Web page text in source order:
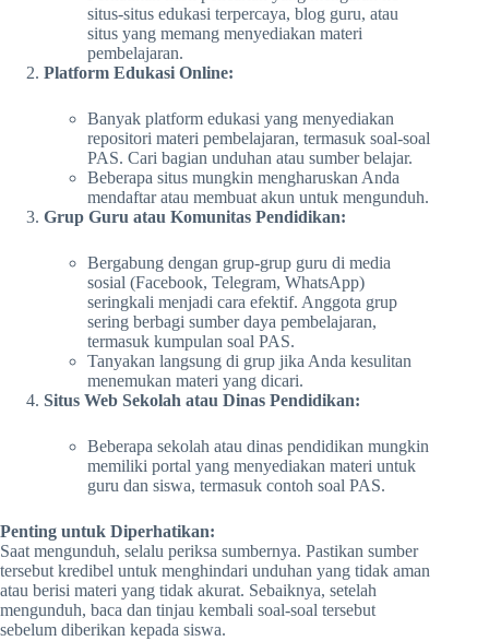
situs-situs edukasi terpercaya, blog guru, atau
situs yang memang menyediakan materi
pembelajaran.
Platform Edukasi Online:
Banyak platform edukasi yang menyediakan
repositori materi pembelajaran, termasuk soal-soal
PAS. Cari bagian unduhan atau sumber belajar.
Beberapa situs mungkin mengharuskan Anda
mendaftar atau membuat akun untuk mengunduh.
Grup Guru atau Komunitas Pendidikan:
Bergabung dengan grup-grup guru di media
sosial (Facebook, Telegram, WhatsApp)
seringkali menjadi cara efektif. Anggota grup
sering berbagi sumber daya pembelajaran,
termasuk kumpulan soal PAS.
Tanyakan langsung di grup jika Anda kesulitan
menemukan materi yang dicari.
Situs Web Sekolah atau Dinas Pendidikan:
Beberapa sekolah atau dinas pendidikan mungkin
memiliki portal yang menyediakan materi untuk
guru dan siswa, termasuk contoh soal PAS.
Penting untuk Diperhatikan:
Saat mengunduh, selalu periksa sumbernya. Pastikan sumber
tersebut kredibel untuk menghindari unduhan yang tidak aman
atau berisi materi yang tidak akurat. Sebaiknya, setelah
mengunduh, baca dan tinjau kembali soal-soal tersebut
sebelum diberikan kepada siswa.